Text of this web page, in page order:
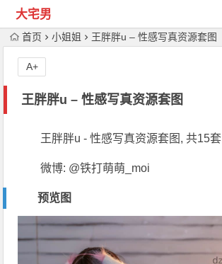
大宅男
首页 小姐姐 王胖胖u – 性感写真资源套图
王胖胖u – 性感写真资源套图
A+
王胖胖u - 性感写真资源套图, 共15套
微博: @铁打萌萌_moi
预览图